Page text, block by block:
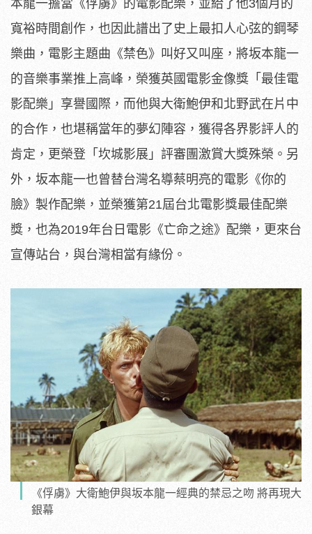
本龍一擔當《俘虜》的電影配樂， 並給了他3個月的
寬裕時間創作， 也因此譜出了史上最扣人心弦的鋼琴
樂曲，電影主題曲《禁色》 叫好又叫座，將坂本龍一
的音樂事業推上高峰， 榮獲英國電影金像獎「最佳電
影配樂」享譽國際， 而他與大衛鮑伊和北野武在片中
的合作，也堪稱當年的夢幻陣容， 獲得各界影評人的
肯定，更榮登「坎城影展」評審團激賞大獎殊榮。 另
外，坂本龍一也曾替台灣名導蔡明亮的電影《你的
臉》製作配樂， 並榮獲第21屆台北電影獎最佳配樂
獎，也為2019年台日電影《亡命之途》配樂，更來台
宣傳站台，與台灣相當有緣份。
《俘虜》大衛鮑伊與坂本龍一經典的禁忌之吻 將再現大
銀幕